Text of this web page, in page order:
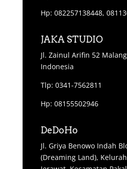
Hp: 082257138448,
JAKA STUDIO
Jl. Zainul Arifin 52
Indonesia
Tlp: 0341-7562811
Hp: 08155502946
DeDoHo
Jl. Griya Benowo Indah
(Dreaming Land),